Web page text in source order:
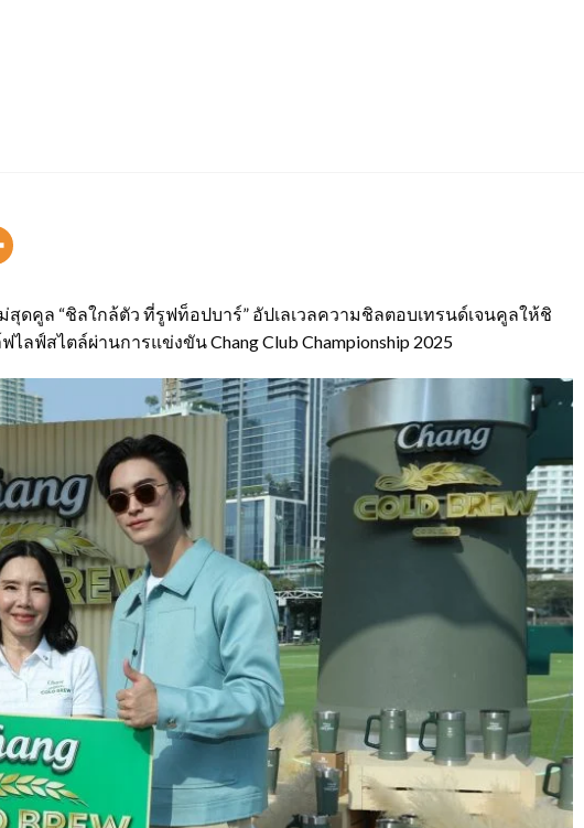
ดคูล “ชิลใกล้ตัว ที่รูฟท็อปบาร์” อัปเลเวลความชิลตอบเทรนด์เจนคูลให้ชิ
ฟ์สไตล์ผ่านการแข่งขัน Chang Club Championship 2025